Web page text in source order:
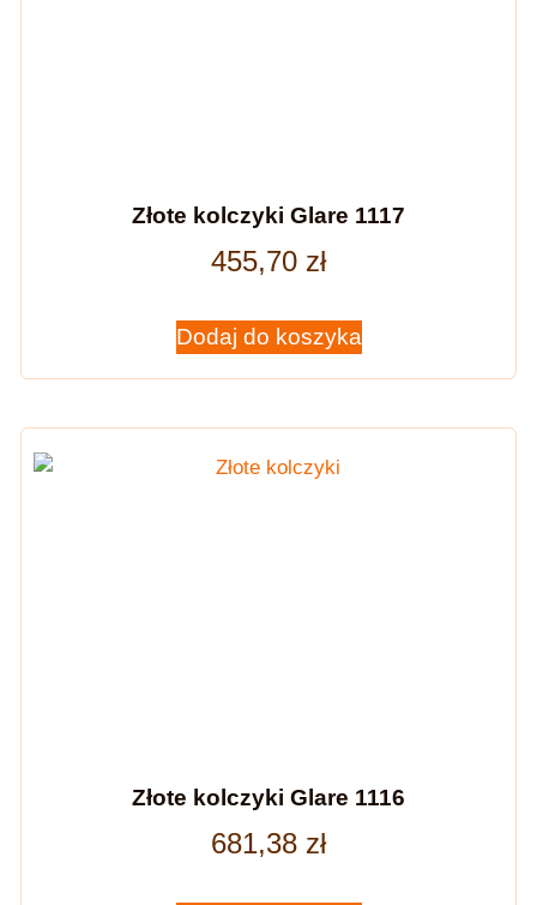
Złote kolczyki Glare 1117
455,70 zł
Dodaj do koszyka
Złote kolczyki Glare 1116
681,38 zł